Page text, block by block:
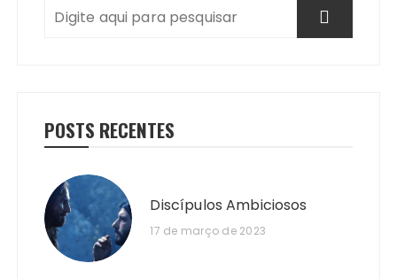
POSTS RECENTES
Discípulos Ambiciosos
17 de março de 2023